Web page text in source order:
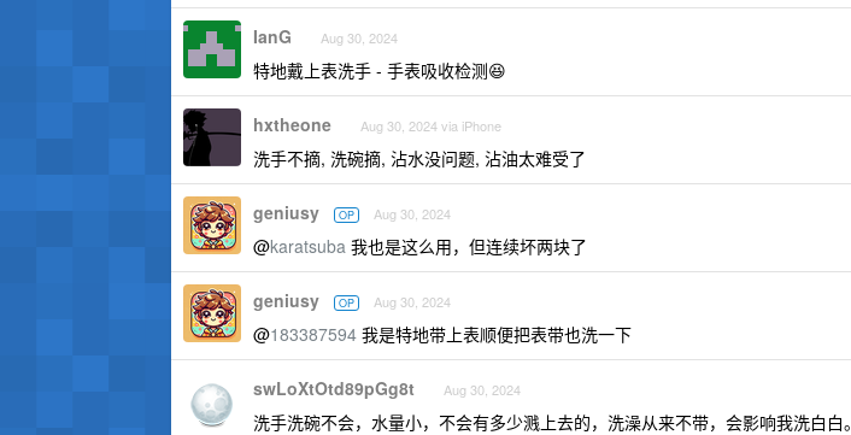
IanG Aug 30, 2024
特地戴上表洗手 - 手表吸收检测😆
hxtheone Aug 30, 2024 via iPhone
洗手不摘, 洗碗摘, 沾水没问题, 沾油太难受了
geniusy OP Aug 30, 2024
@karatsuba 我也是这么用，但连续坏两块了
geniusy OP Aug 30, 2024
@183387594 我是特地带上表顺便把表带也洗一下
swLoXtOtd89pGg8t Aug 30, 2024
洗手洗碗不会，水量小，不会有多少溅上去的，洗澡从来不带，会影响我洗白白。